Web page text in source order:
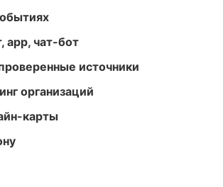
app, чат-бот
источники
организаций
карты